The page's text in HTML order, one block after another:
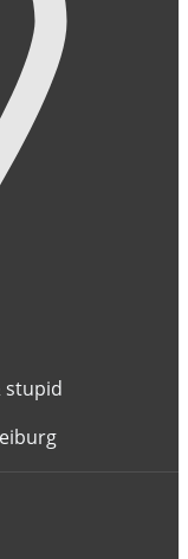
stupid